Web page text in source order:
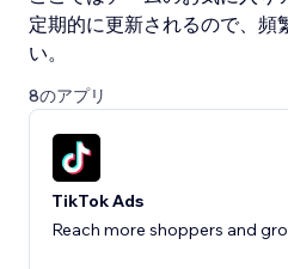
定期的に更新されるので、頻
い。
8のアプリ
TikTok Ads
Reach more shoppers and